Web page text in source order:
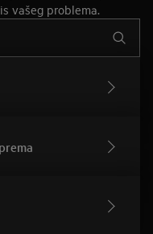
vašeg problema.